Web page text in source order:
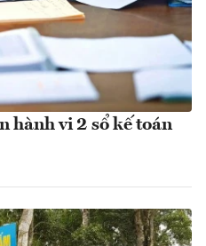
hành vi 2 sổ kế toán